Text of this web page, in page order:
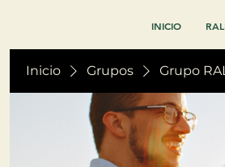
INICIO
Inicio Grupos Grupo